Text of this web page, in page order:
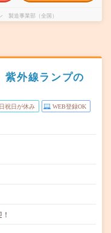
製造事業部（全国）
紫外線ランプの
祝日が休み WEB登録OK